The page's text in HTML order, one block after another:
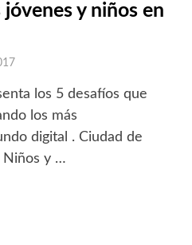
y niños en
los 5 desafíos que
los más
digital . Ciudad de
Niños y …